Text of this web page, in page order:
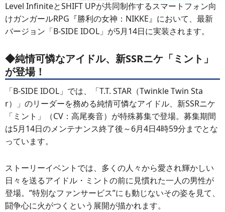
Level InfiniteとSHIFT UPが共同制作するスマートフォン向
けガンガールRPG『勝利の女神：NIKKE』において、最新
バージョン「B-SIDE IDOL」が5月14日に実装されます。
◆純情可憐なアイドル、新SSRニケ「ミント」
が登場！
「B-SIDE IDOL」では、「T.T. STAR（Twinkle Twin Sta
r）」のリーダーを務める純情可憐なアイドル、新SSRニケ
「ミント」（CV：高尾奏音）が特殊募集で登場。募集期間
は5月14日のメンテナンス終了後～6月4日4時59分までとな
っています。
ストーリーイベントでは、多くの人々から愛され輝かしい
日々を送るアイドル・ミントの前に見慣れた一人の男性が
登場。”特別なファンサービス”にも動じないその姿を見て、
闘争心に火がつくという展開が描かれます。